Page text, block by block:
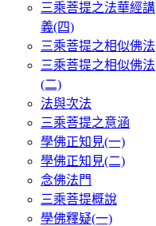
三乘菩提之法華經講
義(四)
三乘菩提之相似佛法
三乘菩提之相似佛法
(二)
法與次法
三乘菩提之意涵
學佛正知見(一)
學佛正知見(二)
念佛法門
三乘菩提概說
學佛釋疑(一)